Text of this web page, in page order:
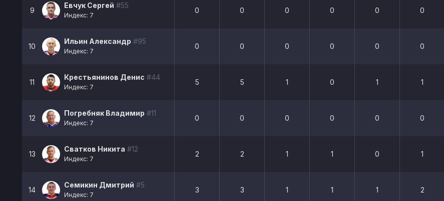
9
Евчук Сергей #55
Индекс: 7
0 0 0 0 0 0
10
Ильин Александр #95
Индекс: 7
0 0 0 0 0 0
11
Крестьянинов Денис #44
Индекс: 7
5 5 1 0 1 1
12
Погребняк Владимир #11
Индекс: 7
0 0 0 0 0 0
13
Сватков Никита #12
Индекс: 7
2 2 1 1 0 1
14
Семикин Дмитрий #5
Индекс: 7
3 3 1 1 1 2